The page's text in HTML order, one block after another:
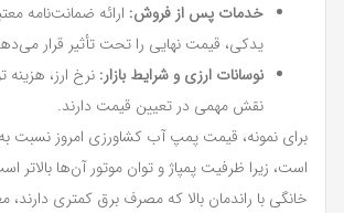
خدمات پس از فروش: ارائه ضمانت‌نامه
یدکی، قیمت نهایی را تحت تأثیر قرار
نوسانات ارزی و شرایط بازار: نرخ ارز، هزینه
نقش مهمی در تعیین قیمت دارند.
برای نمونه، قیمت پمپ آب کشاورزی امروز نسبت
است، زیرا ظرفیت پمپاژ و توان موتور آن‌ها
خانگی با راندمان بالا که مصرف برق کمتری دارند،